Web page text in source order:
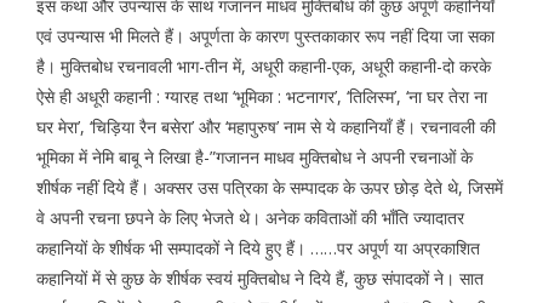
इस कथा और उपन्यास के साथ गजानन माधव मुक्तिबोध की कुछ अपूर्ण कहानियाँ
एवं उपन्यास भी मिलते हैं। अपूर्णता के कारण पुस्तकाकार रूप नहीं दिया जा सका
है। मुक्तिबोध रचनावली भाग-तीन में, अधूरी कहानी-एक, अधूरी कहानी-दो करके
ऐसे ही अधूरी कहानी : ग्यारह तथा ‘भूमिका : भटनागर’, ‘तिलिस्म’, ‘ना घर तेरा ना
घर मेरा’, ‘चिड़िया रैन बसेरा’ और ‘महापुरुष’ नाम से ये कहानियाँ हैं। रचनावली की
भूमिका में नेमि बाबू ने लिखा है-”गजानन माधव मुक्तिबोध ने अपनी रचनाओं के
शीर्षक नहीं दिये हैं। अक्सर उस पत्रिका के सम्पादक के ऊपर छोड़ देते थे, जिसमें
वे अपनी रचना छपने के लिए भेजते थे। अनेक कविताओं की भाँति ज्यादातर
कहानियों के शीर्षक भी सम्पादकों ने दिये हुए हैं। ……पर अपूर्ण या अप्रकाशित
कहानियों में से कुछ के शीर्षक स्वयं मुक्तिबोध ने दिये हैं, कुछ संपादकों ने। सात